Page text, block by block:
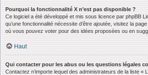
Pourquoi la fonctionnalité X n’est pas disponible ?
Ce logiciel a été développé et mis sous licence par phpBB
qu’une fonctionnalité nécessite d’être ajoutée, visitez la page
où vous pouvez voter pour des idées proposées ou en
Haut
Qui contacter pour les abus ou les questions légales
Contactez n’importe lequel des administrateurs de la liste «